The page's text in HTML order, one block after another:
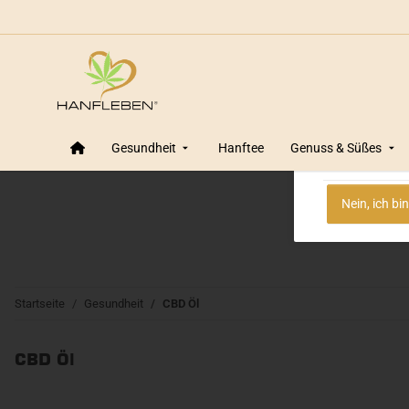
Gesundheit Hanftee Genuss & Süßes
Startseite Gesundheit CBD Öl
CBD Öl
Nein, ich